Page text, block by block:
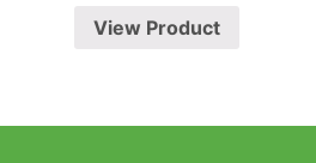
View Product